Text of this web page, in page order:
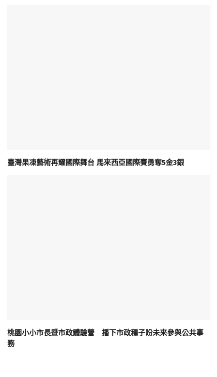
臺灣果凍藝術再耀國際舞台 馬來西亞國際賽勇奪5金3銀
桃園小小市長暨市政體驗營 播下市政種子盼未來參與公共事
務